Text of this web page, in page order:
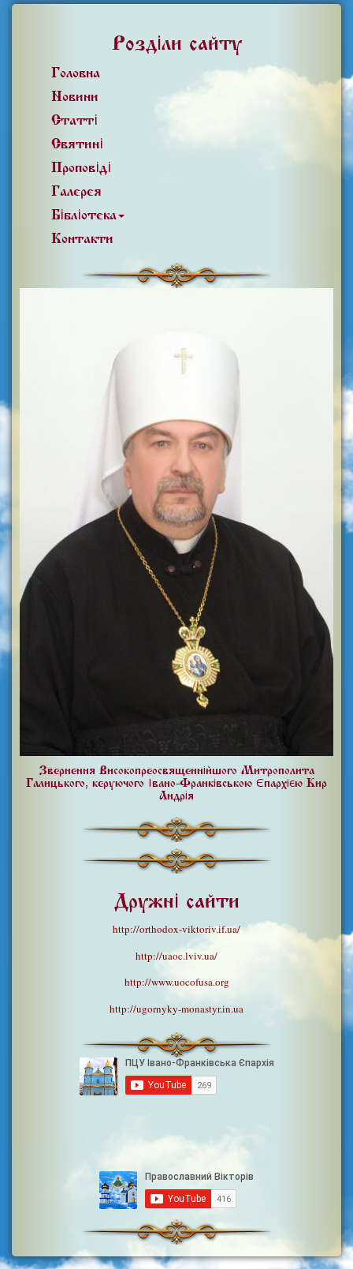
Розділи сайту
Головна
Новини
Статті
Святині
Проповіді
Галерея
Бібліотека
Контакти
Звернення Високопреосвященнійшого Митрополита
Галицького, керуючого Івано-Франківською Єпархією Кир
Андрія
Дружні сайти
http://orthodox-viktoriv.if.ua/
http://uaoc.lviv.ua/
http://www.uocofusa.org
http://ugornyky-monastyr.in.ua